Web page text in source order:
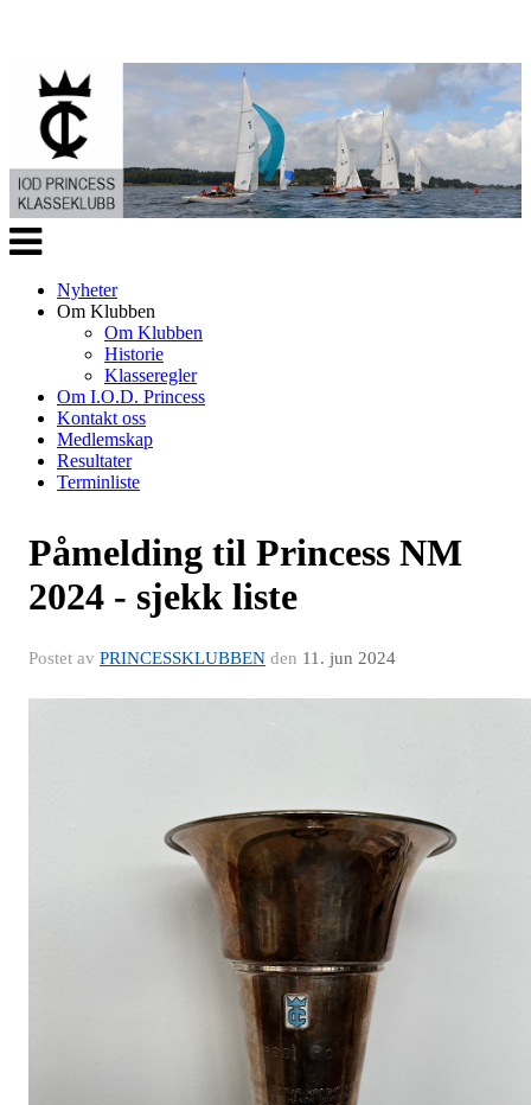
Veksle
navigasjon
Nyheter
Om Klubben
Om Klubben
Historie
Klasseregler
Om I.O.D. Princess
Kontakt oss
Medlemskap
Resultater
Terminliste
Påmelding til Princess NM
2024 - sjekk liste
Postet av PRINCESSKLUBBEN den 11. jun 2024